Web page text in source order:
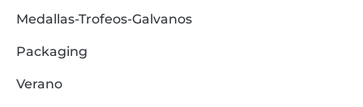
Medallas-Trofeos-Galvanos
Packaging
Verano